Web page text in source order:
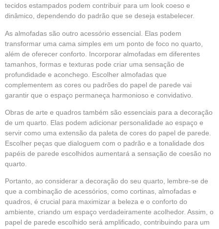
tecidos estampados podem contribuir para um look coeso e
dinâmico, dependendo do padrão que se deseja estabelecer.
As almofadas são outro acessório essencial. Elas podem
transformar uma cama simples em um ponto de foco no quarto,
além de oferecer conforto. Incorporar almofadas em diferentes
tamanhos, formas e texturas pode criar uma sensação de
profundidade e aconchego. Escolher almofadas que
complementem as cores ou padrões do papel de parede vai
garantir que o espaço permaneça harmonioso e convidativo.
Obras de arte e quadros também são essenciais para a decoração
de um quarto. Elas podem adicionar personalidade ao espaço e
servir como uma extensão da paleta de cores do papel de parede.
Escolher peças que dialoguem com o padrão e a tonalidade dos
papéis de parede escolhidos aumentará a sensação de coesão no
quarto.
Portanto, ao considerar a decoração do seu quarto, lembre-se de
que a combinação de acessórios, como cortinas, almofadas e
quadros, é crucial para maximizar a beleza e o conforto do
ambiente, criando um espaço verdadeiramente acolhedor. Assim, o
papel de parede escolhido será amplificado, contribuindo para um